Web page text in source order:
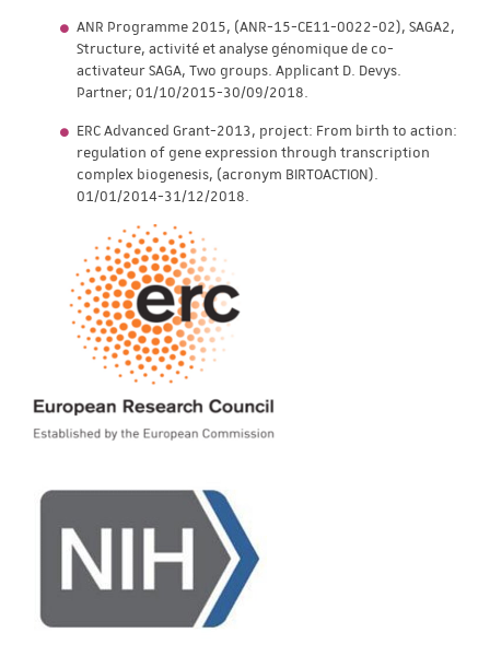
ANR Programme 2015, (ANR-15-CE11-0022-02), SAGA2,
Structure, activité et analyse génomique de co-
activateur SAGA, Two groups. Applicant D. Devys.
Partner; 01/10/2015-30/09/2018.
ERC Advanced Grant-2013, project: From birth to action:
regulation of gene expression through transcription
complex biogenesis, (acronym BIRTOACTION).
01/01/2014-31/12/2018.